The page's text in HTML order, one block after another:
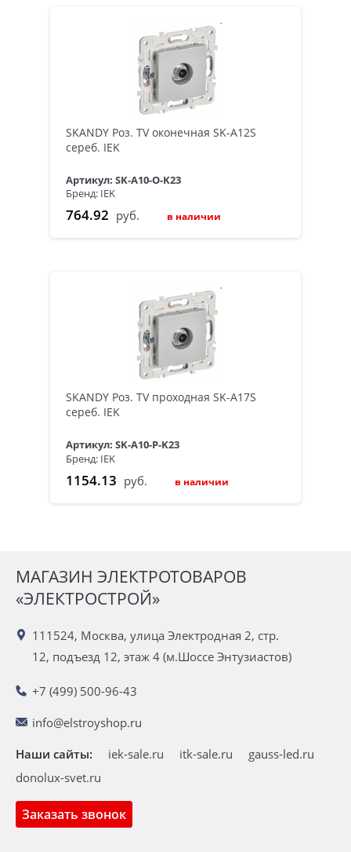
SKANDY Роз. TV оконечная SK-A12S
сереб. IEK
Артикул: SK-A10-O-K23
Бренд: IEK
764.92 руб. в наличии
SKANDY Роз. TV проходная SK-A17S
сереб. IEK
Артикул: SK-A10-P-K23
Бренд: IEK
1154.13 руб. в наличии
МАГАЗИН ЭЛЕКТРОТОВАРОВ
«ЭЛЕКТРОСТРОЙ»
111524, Москва, улица Электродная 2, стр.
12, подъезд 12, этаж 4 (м.Шоссе Энтузиастов)
+7 (499) 500-96-43
info@elstroyshop.ru
Заказать звонок
Наши сайты: iek-sale.ru itk-sale.ru
gauss-led.ru
donolux-svet.ru